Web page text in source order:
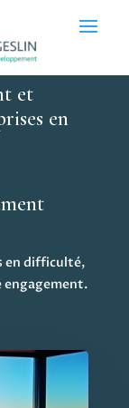
et
en
en difficulté,
engagement.